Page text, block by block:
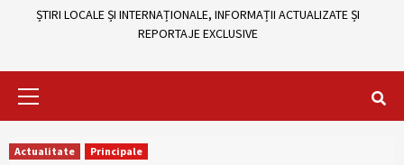
ȘTIRI LOCALE ȘI INTERNAȚIONALE, INFORMAȚII ACTUALIZATE ȘI
REPORTAJE EXCLUSIVE
Actualitate Principale